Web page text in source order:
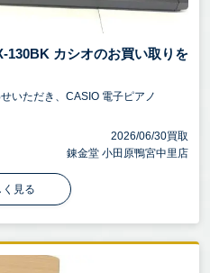
130BK カシオのお買い取りを
いただき、CASIO 電子ピアノ
2026/06/30買取
錬金堂 小田原鴨宮中里店
く見る